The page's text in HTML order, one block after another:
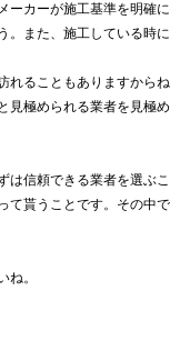
ーカーが施工基準を明確
。また、施工している時
れることもありますから
見極められる業者を見極
は信頼できる業者を選ぶ
て貰うことです。その中
ね。